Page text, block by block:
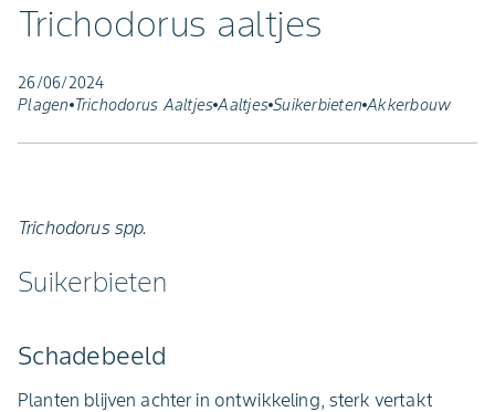
Trichodorus aaltjes
26/06/2024
Plagen Trichodorus Aaltjes Aaltjes Suikerbieten Akkerbouw
Trichodorus spp.
Suikerbieten
Schadebeeld
Planten blijven achter in ontwikkeling, sterk vertakt